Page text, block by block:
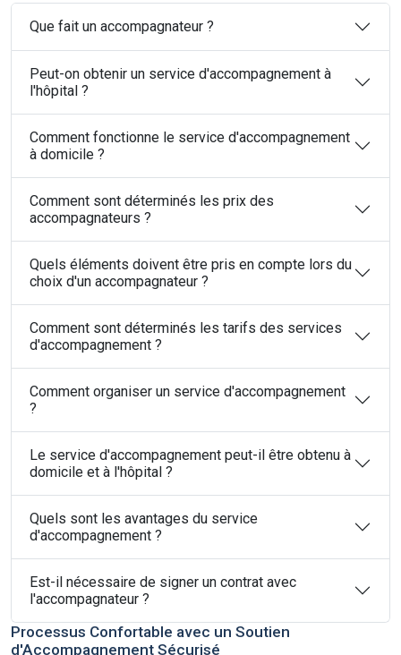
Que fait un accompagnateur ?
Peut-on obtenir un service d'accompagnement à
l'hôpital ?
Comment fonctionne le service d'accompagnement
à domicile ?
Comment sont déterminés les prix des
accompagnateurs ?
Quels éléments doivent être pris en compte lors du
choix d'un accompagnateur ?
Comment sont déterminés les tarifs des services
d'accompagnement ?
Comment organiser un service d'accompagnement
?
Le service d'accompagnement peut-il être obtenu à
domicile et à l'hôpital ?
Quels sont les avantages du service
d'accompagnement ?
Est-il nécessaire de signer un contrat avec
l'accompagnateur ?
Processus Confortable avec un Soutien
d'Accompagnement Sécurisé